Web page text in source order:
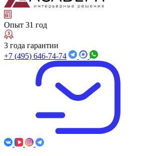
Опыт 31 год
3 года гарантии
+7 (495) 646-74-74